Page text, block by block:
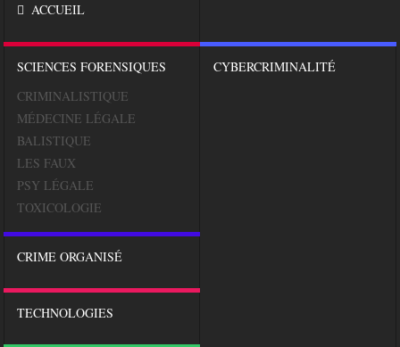
ACCUEIL
SCIENCES FORENSIQUES
CRIMINALISTIQUE
MÉDECINE LÉGALE
BALISTIQUE
LES FAUX
PSY LÉGALE
TOXICOLOGIE
CYBERCRIMINALITÉ
CRIME ORGANISÉ
TECHNOLOGIES